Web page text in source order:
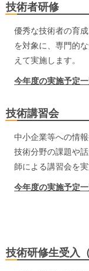
技術者研修
優秀な技術者の育
を対象に、専門的
えて実施します。
今年度の実施予定
技術講習会
中小企業等への情
技術分野の課題や
師による講習会を実
今年度の実施予定
技術研修生受入